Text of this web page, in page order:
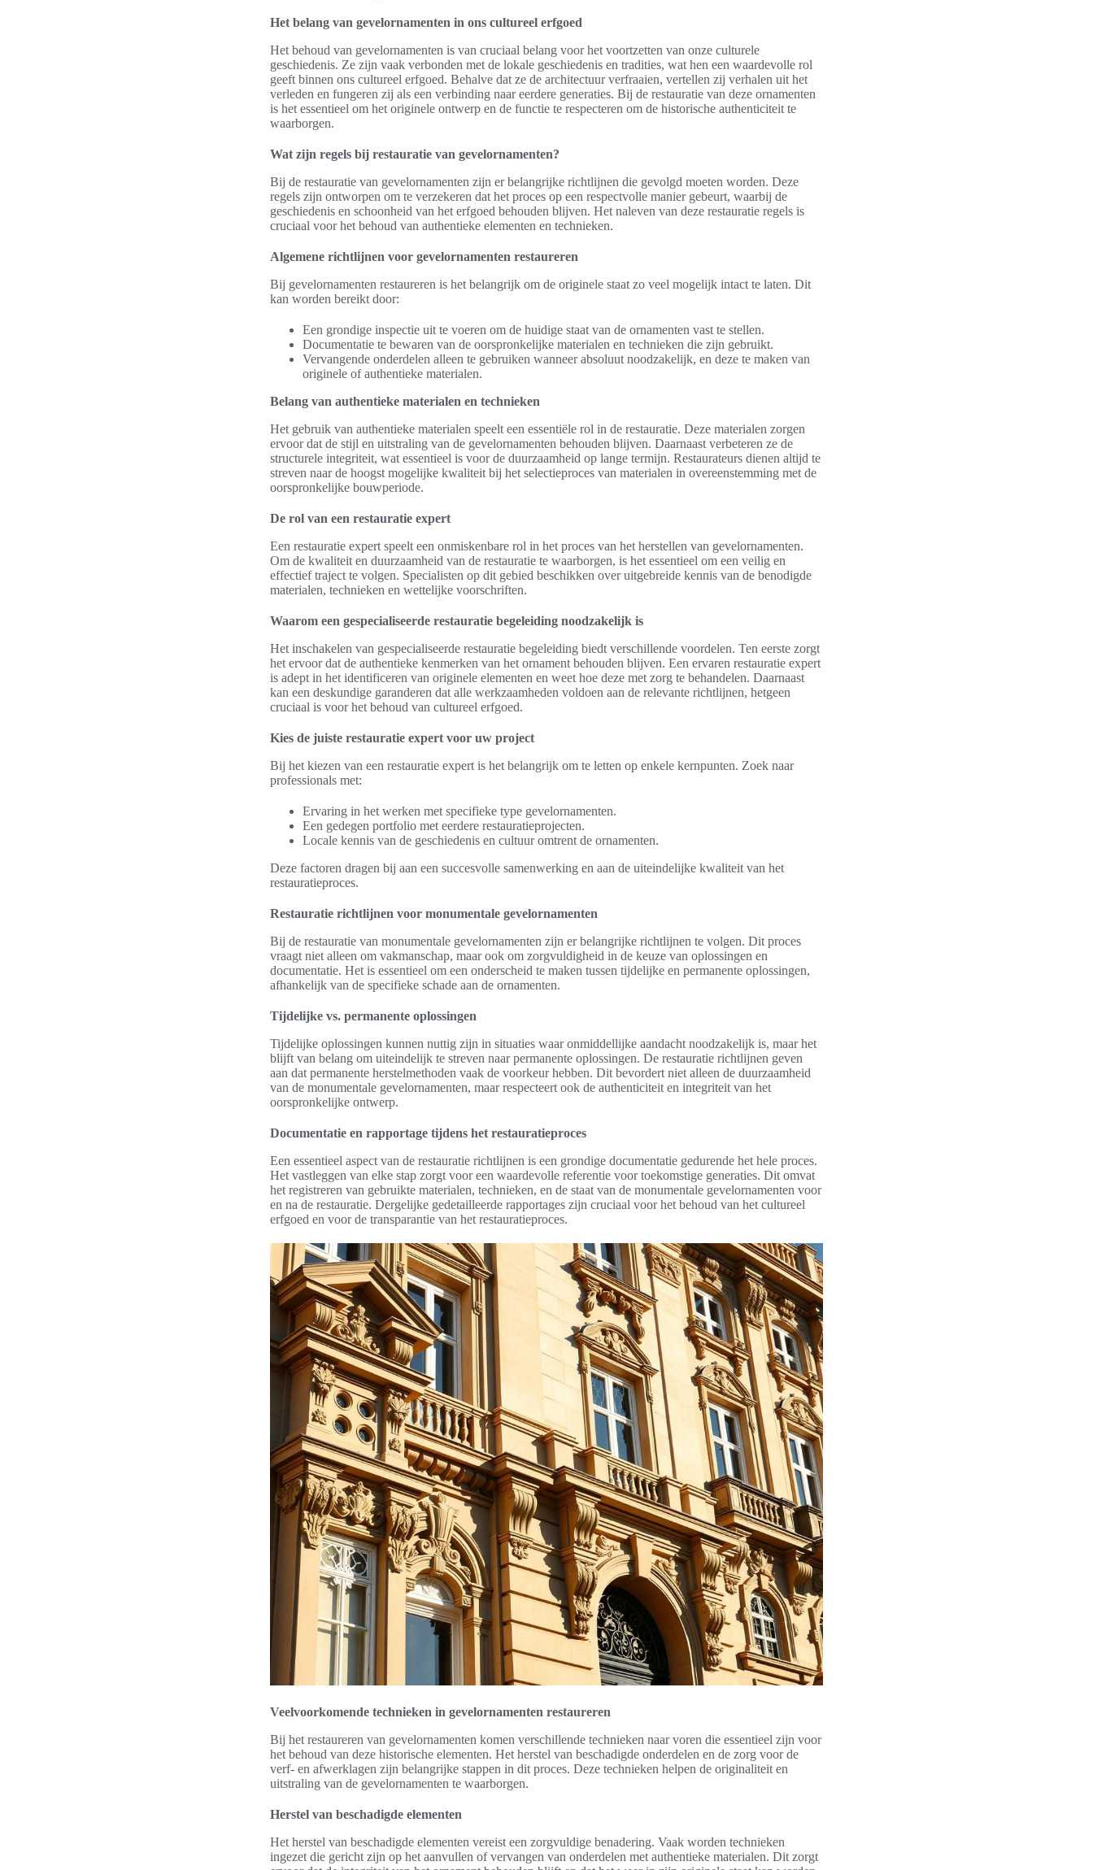
Het belang van gevelornamenten in ons cultureel erfgoed
Het behoud van gevelornamenten is van cruciaal belang voor het voortzetten van onze culturele
geschiedenis. Ze zijn vaak verbonden met de lokale geschiedenis en tradities, wat hen een waardevolle rol
geeft binnen ons cultureel erfgoed. Behalve dat ze de architectuur verfraaien, vertellen zij verhalen uit het
verleden en fungeren zij als een verbinding naar eerdere generaties. Bij de restauratie van deze ornamenten
is het essentieel om het originele ontwerp en de functie te respecteren om de historische authenticiteit te
waarborgen.
Wat zijn regels bij restauratie van gevelornamenten?
Bij de restauratie van gevelornamenten zijn er belangrijke richtlijnen die gevolgd moeten worden. Deze
regels zijn ontworpen om te verzekeren dat het proces op een respectvolle manier gebeurt, waarbij de
geschiedenis en schoonheid van het erfgoed behouden blijven. Het naleven van deze restauratie regels is
cruciaal voor het behoud van authentieke elementen en technieken.
Algemene richtlijnen voor gevelornamenten restaureren
Bij gevelornamenten restaureren is het belangrijk om de originele staat zo veel mogelijk intact te laten. Dit
kan worden bereikt door:
Een grondige inspectie uit te voeren om de huidige staat van de ornamenten vast te stellen.
Documentatie te bewaren van de oorspronkelijke materialen en technieken die zijn gebruikt.
Vervangende onderdelen alleen te gebruiken wanneer absoluut noodzakelijk, en deze te maken van
originele of authentieke materialen.
Belang van authentieke materialen en technieken
Het gebruik van authentieke materialen speelt een essentiële rol in de restauratie. Deze materialen zorgen
ervoor dat de stijl en uitstraling van de gevelornamenten behouden blijven. Daarnaast verbeteren ze de
structurele integriteit, wat essentieel is voor de duurzaamheid op lange termijn. Restaurateurs dienen altijd te
streven naar de hoogst mogelijke kwaliteit bij het selectieproces van materialen in overeenstemming met de
oorspronkelijke bouwperiode.
De rol van een restauratie expert
Een restauratie expert speelt een onmiskenbare rol in het proces van het herstellen van gevelornamenten.
Om de kwaliteit en duurzaamheid van de restauratie te waarborgen, is het essentieel om een veilig en
effectief traject te volgen. Specialisten op dit gebied beschikken over uitgebreide kennis van de benodigde
materialen, technieken en wettelijke voorschriften.
Waarom een gespecialiseerde restauratie begeleiding noodzakelijk is
Het inschakelen van gespecialiseerde restauratie begeleiding biedt verschillende voordelen. Ten eerste zorgt
het ervoor dat de authentieke kenmerken van het ornament behouden blijven. Een ervaren restauratie expert
is adept in het identificeren van originele elementen en weet hoe deze met zorg te behandelen. Daarnaast
kan een deskundige garanderen dat alle werkzaamheden voldoen aan de relevante richtlijnen, hetgeen
cruciaal is voor het behoud van cultureel erfgoed.
Kies de juiste restauratie expert voor uw project
Bij het kiezen van een restauratie expert is het belangrijk om te letten op enkele kernpunten. Zoek naar
professionals met:
Ervaring in het werken met specifieke type gevelornamenten.
Een gedegen portfolio met eerdere restauratieprojecten.
Locale kennis van de geschiedenis en cultuur omtrent de ornamenten.
Deze factoren dragen bij aan een succesvolle samenwerking en aan de uiteindelijke kwaliteit van het
restauratieproces.
Restauratie richtlijnen voor monumentale gevelornamenten
Bij de restauratie van monumentale gevelornamenten zijn er belangrijke richtlijnen te volgen. Dit proces
vraagt niet alleen om vakmanschap, maar ook om zorgvuldigheid in de keuze van oplossingen en
documentatie. Het is essentieel om een onderscheid te maken tussen tijdelijke en permanente oplossingen,
afhankelijk van de specifieke schade aan de ornamenten.
Tijdelijke vs. permanente oplossingen
Tijdelijke oplossingen kunnen nuttig zijn in situaties waar onmiddellijke aandacht noodzakelijk is, maar het
blijft van belang om uiteindelijk te streven naar permanente oplossingen. De restauratie richtlijnen geven
aan dat permanente herstelmethoden vaak de voorkeur hebben. Dit bevordert niet alleen de duurzaamheid
van de monumentale gevelornamenten, maar respecteert ook de authenticiteit en integriteit van het
oorspronkelijke ontwerp.
Documentatie en rapportage tijdens het restauratieproces
Een essentieel aspect van de restauratie richtlijnen is een grondige documentatie gedurende het hele proces.
Het vastleggen van elke stap zorgt voor een waardevolle referentie voor toekomstige generaties. Dit omvat
het registreren van gebruikte materialen, technieken, en de staat van de monumentale gevelornamenten voor
en na de restauratie. Dergelijke gedetailleerde rapportages zijn cruciaal voor het behoud van het cultureel
erfgoed en voor de transparantie van het restauratieproces.
Veelvoorkomende technieken in gevelornamenten restaureren
Bij het restaureren van gevelornamenten komen verschillende technieken naar voren die essentieel zijn voor
het behoud van deze historische elementen. Het herstel van beschadigde onderdelen en de zorg voor de
verf- en afwerklagen zijn belangrijke stappen in dit proces. Deze technieken helpen de originaliteit en
uitstraling van de gevelornamenten te waarborgen.
Herstel van beschadigde elementen
Het herstel van beschadigde elementen vereist een zorgvuldige benadering. Vaak worden technieken
ingezet die gericht zijn op het aanvullen of vervangen van onderdelen met authentieke materialen. Dit zorgt